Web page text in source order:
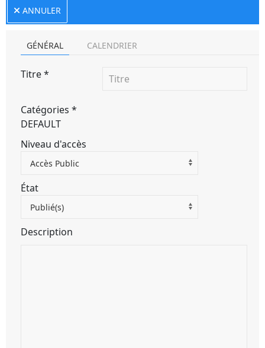
ANNULER
GÉNÉRAL CALENDRIER
Titre*
Catégories *
DEFAULT
Niveau d'accès
Accès Public
État
Publié(s)
Description